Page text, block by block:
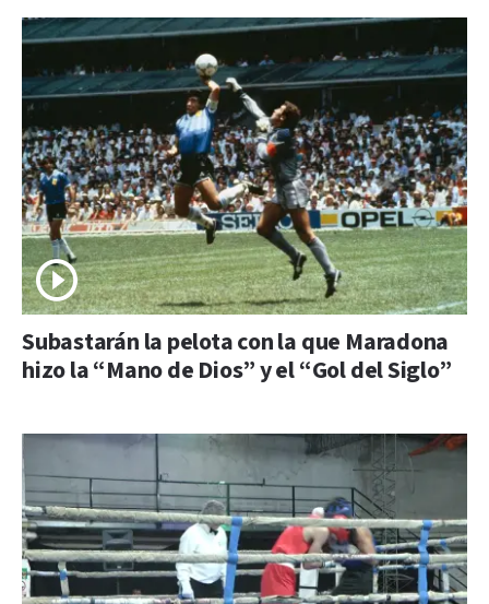
Subastarán la pelota con la que Maradona
hizo la “Mano de Dios” y el “Gol del Siglo”